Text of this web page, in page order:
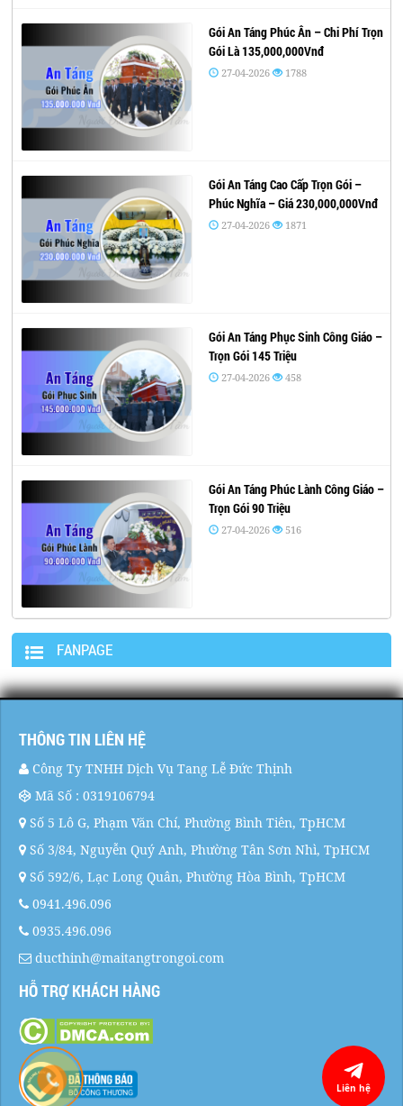
Gói An Táng Phúc Ân – Chi Phí Trọn
Gói Là 135,000,000Vnđ
27-04-2026 1788
Gói An Táng Cao Cấp Trọn Gói –
Phúc Nghĩa – Giá 230,000,000Vnđ
27-04-2026 1871
Gói An Táng Phục Sinh Công Giáo –
Trọn Gói 145 Triệu
27-04-2026 458
Gói An Táng Phúc Lành Công Giáo –
Trọn Gói 90 Triệu
27-04-2026 516
FANPAGE
THÔNG TIN LIÊN HỆ
Công Ty TNHH Dịch Vụ Tang Lễ Đức Thịnh
Mã Số : 0319106794
Số 5 Lô G, Phạm Văn Chí, Phường Bình Tiên, TpHCM
Số 3/84, Nguyễn Quý Anh, Phường Tân Sơn Nhì, TpHCM
Số 592/6, Lạc Long Quân, Phường Hòa Bình, TpHCM
0941.496.096
0935.496.096
ducthinh@maitangtrongoi.com
HỖ TRỢ KHÁCH HÀNG
Liên hệ